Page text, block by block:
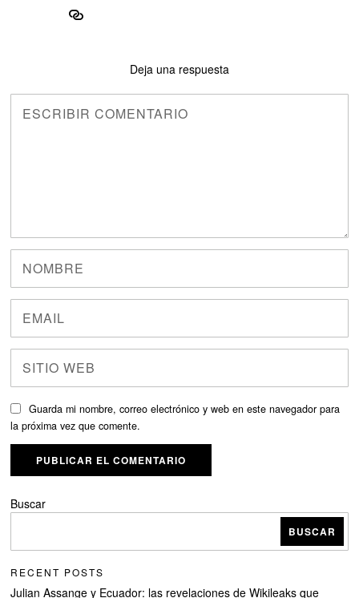
Deja una respuesta
Guarda mi nombre, correo electrónico y web en este navegador para
la próxima vez que comente.
Buscar
BUSCAR
RECENT POSTS
Julian Assange y Ecuador: las revelaciones de Wikileaks que